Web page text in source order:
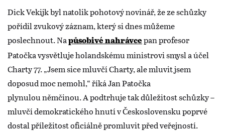
Dick Vekijk byl natolik pohotový novinář, že ze schůzky
pořídil zvukový záznam, který si dnes můžeme
poslechnout. Napůsobivé nahrávce pan profesor
Patočka vysvětluje holandskému ministrovi smysl a účel
Charty 77. „Jsem sice mluvčí Charty, ale mluvit jsem
doposud moc nemohl,“ říká Jan Patočka
plynulou němčinou. A podtrhuje tak důležitost schůzky –
mluvčí demokratického hnutí v Československu poprvé
dostal příležitost oficiálně promluvit před veřejností.